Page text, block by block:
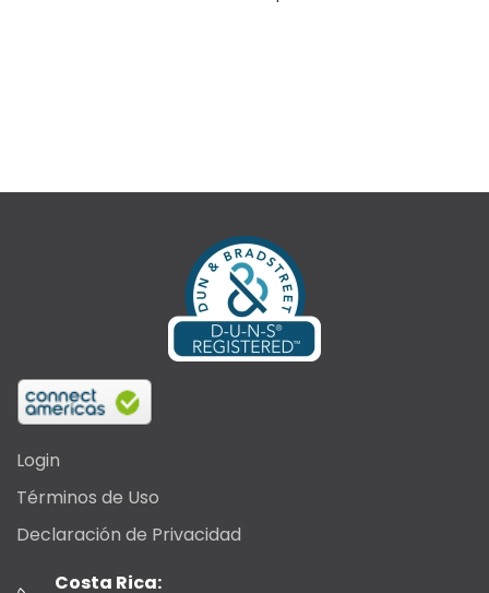
Login
Términos de Uso
Declaración de Privacidad
Costa Rica: